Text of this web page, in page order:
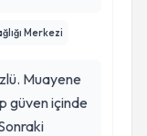
Merkezi
Muayene
güven içinde